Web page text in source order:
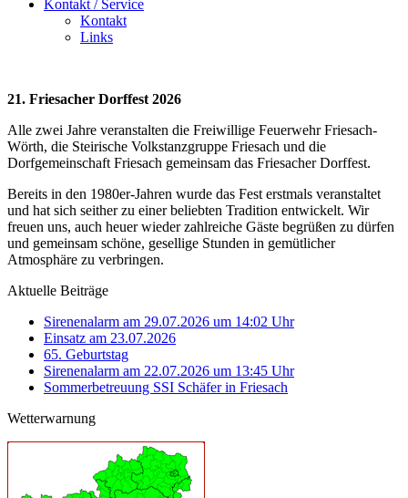
Kontakt / Service
Kontakt
Links
21. Friesacher Dorffest 2026
Alle zwei Jahre veranstalten die Freiwillige Feuerwehr Friesach-
Wörth, die Steirische Volkstanzgruppe Friesach und die
Dorfgemeinschaft Friesach gemeinsam das Friesacher Dorffest.
Bereits in den 1980er-Jahren wurde das Fest erstmals veranstaltet
und hat sich seither zu einer beliebten Tradition entwickelt. Wir
freuen uns, auch heuer wieder zahlreiche Gäste begrüßen zu dürfen
und gemeinsam schöne, gesellige Stunden in gemütlicher
Atmosphäre zu verbringen.
Aktuelle Beiträge
Sirenenalarm am 29.07.2026 um 14:02 Uhr
Einsatz am 23.07.2026
65. Geburtstag
Sirenenalarm am 22.07.2026 um 13:45 Uhr
Sommerbetreuung SSI Schäfer in Friesach
Wetterwarnung